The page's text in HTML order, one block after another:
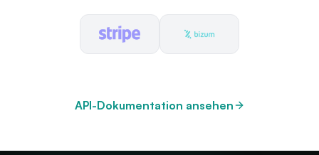
API-Dokumentation ansehen